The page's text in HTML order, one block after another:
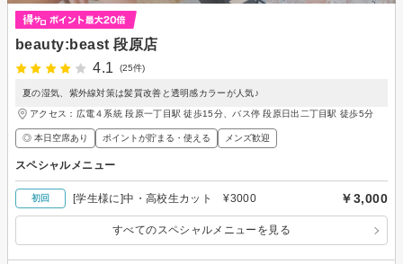
beauty:beast 段原店
4.1
(25件)
夏の湿気、紫外線対策は髪質改善と透明感カラーが人気♪
アクセス：広電４系統 段原一丁目駅 徒歩15分、バス停 段原日出二丁目駅 徒歩5分
◎ 本日空席あり ポイントが貯まる・使える メンズ歓迎
スペシャルメニュー
初回 [学生様に]中・高校生カット ¥3000 ￥3,000
すべてのスペシャルメニューを見る